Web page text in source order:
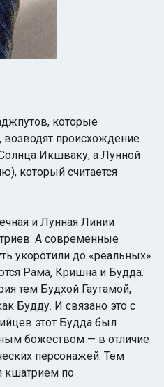
которые
происхождение
Икшваку, а Лунной
который считается
и Лунная Линии
А современные
укоротили до «реальных»
Рама, Кришна и Будда.
тем Будхой Гаутамой,
Будду. И связано это с
этот Будда был
божеством — в отличие
персонажей. Тем
кшатрием по